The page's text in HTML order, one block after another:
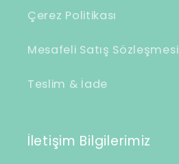
Çerez Politikası
Mesafeli Satış Sözleşmesi
Teslim & İade
İletişim Bilgilerimiz